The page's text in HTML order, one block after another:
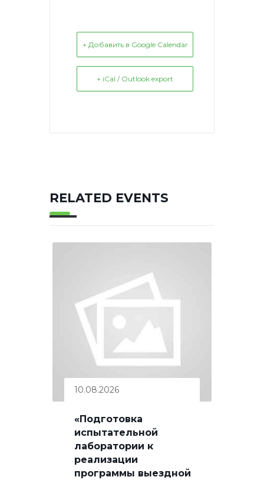
+ Добавить в Google Calendar
+ iCal / Outlook export
RELATED EVENTS
10.08.2026
«Подготовка
испытательной
лаборатории к
реализации
программы выездной